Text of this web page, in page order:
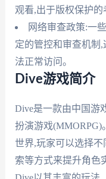
观看,出于版权保护的
网络审查政策:一
定的管控和审查机制
法正常访问。
Dive游戏简介
Dive是一款由中国游
扮演游戏
世界,玩家可以选择
索等方式来提升角色